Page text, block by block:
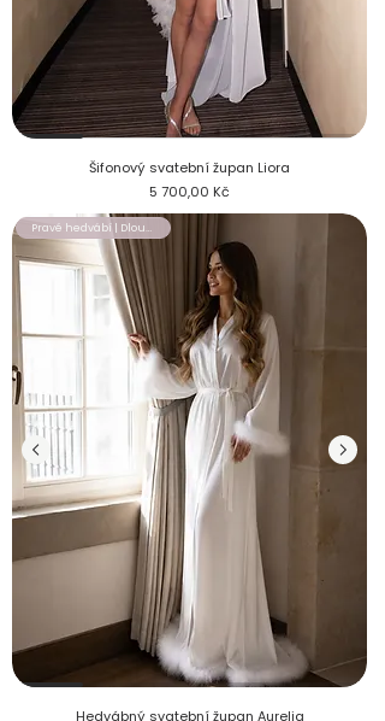
Šifonový svatební župan Liora
Cena
5 700,00 Kč
Hedvábný svatební župan Aurelia
Pravé hedvábí | Dlouhý župan
Hedvábný svatební župan Aurelia